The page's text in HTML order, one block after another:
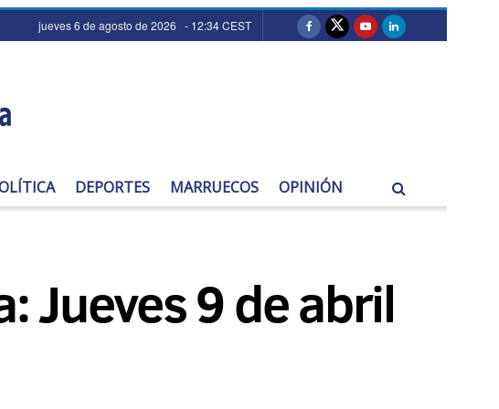
jueves 6 de agosto de 2026 - 12:34 CEST
DEPORTES MARRUECOS OPINIÓN
Jueves 9 de abril